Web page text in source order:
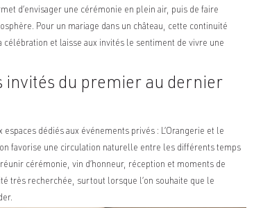
d’envisager une cérémonie en plein air, puis de faire
Pour un mariage dans un château, cette continuité
et laisse aux invités le sentiment de vivre une
du premier au dernier
dédiés aux événements privés : L’Orangerie et le
favorise une circulation naturelle entre les différents temps
cérémonie, vin d’honneur, réception et moments de
très recherchée, surtout lorsque l’on souhaite que le